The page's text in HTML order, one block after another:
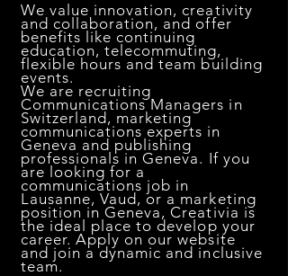
We value innovation, creativity
and collaboration, and offer
benefits like continuing
education, telecommuting,
flexible hours and team building
events.
We are recruiting
Communications Managers in
Switzerland, marketing
communications experts in
Geneva and publishing
professionals in Geneva. If you
are looking for a
communications job in
Lausanne, Vaud, or a marketing
position in Geneva, Creativia is
the ideal place to develop your
career. Apply on our website
and join a dynamic and inclusive
team.